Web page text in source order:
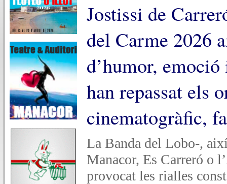
Jostissi de
del Carme 2026
d’humor,
han repassat els
cinematogràfic,
La Banda del Lobo-,
Manacor, Es Carreró o
provocat les rialles